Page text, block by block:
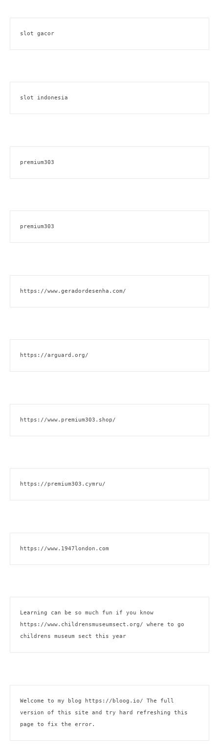
slot gacor
slot indonesia
premium303
premium303
https://www.geradordesenha.com/
https://arguard.org/
https://www.premium303.shop/
https://premium303.cymru/
https://www.1947london.com
https://www.childrensmuseumsect.org/ where to go
childrens museum sect this year
Welcome to my blog https://bloog.io/ The full
version of this site and try hard refreshing this
page to fix the error.